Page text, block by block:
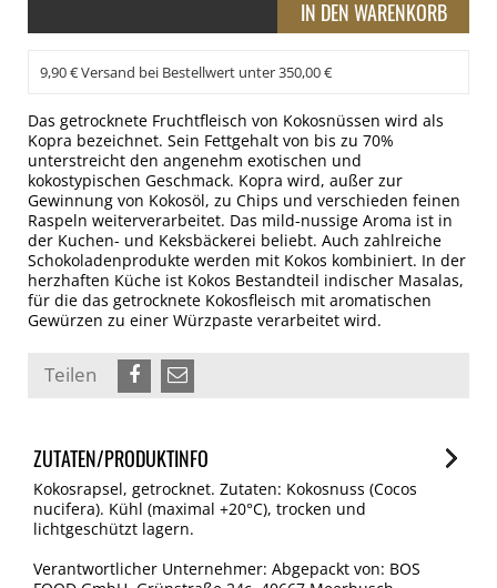
9,90 € Versand bei Bestellwert unter 350,00 €
Das getrocknete Fruchtfleisch von Kokosnüssen wird als
Kopra bezeichnet. Sein Fettgehalt von bis zu 70%
unterstreicht den angenehm exotischen und
kokostypischen Geschmack. Kopra wird, außer zur
Gewinnung von Kokosöl, zu Chips und verschieden feinen
Raspeln weiterverarbeitet. Das mild-nussige Aroma ist in
der Kuchen- und Keksbäckerei beliebt. Auch zahlreiche
Schokoladenprodukte werden mit Kokos kombiniert. In der
herzhaften Küche ist Kokos Bestandteil indischer Masalas,
für die das getrocknete Kokosfleisch mit aromatischen
Gewürzen zu einer Würzpaste verarbeitet wird.
Teilen
ZUTATEN/PRODUKTINFO
Kokosrapsel, getrocknet. Zutaten: Kokosnuss (Cocos
nucifera). Kühl (maximal +20°C), trocken und
lichtgeschützt lagern.
Verantwortlicher Unternehmer: Abgepackt von: BOS